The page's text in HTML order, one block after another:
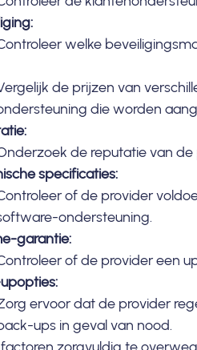
welke
de prijzen van
die worden
de reputatie van de
specificaties:
of de provider
ondersteuning.
garantie:
of de provider een
ervoor dat de provider
ups in geval van nood.